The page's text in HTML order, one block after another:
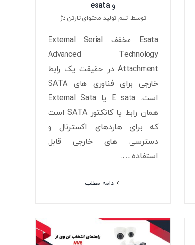
و esata
توسط: تیم تولید محتوای تارتن دژ
Esata مخفف External Serial
Advanced Technology
Attachment در حقیقت یک رابط
خارجی برای فناوری های SATA
است. E sata یا External Sata
همان رابط یا کانکتور SATA است
که برای هاردهای اکسترنال و
دسترسی های خارجی قابل
استفاده ….
ادامه مطلب